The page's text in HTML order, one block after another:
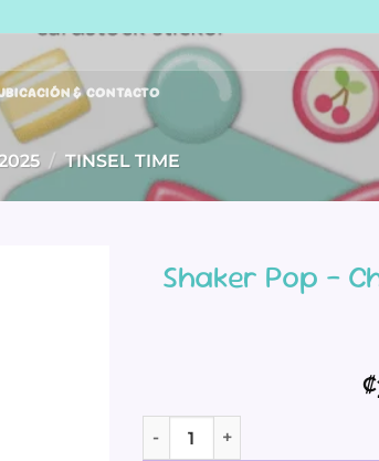
& CONTACTO
/ TINSEL TIME
Shaker Pop –
₡